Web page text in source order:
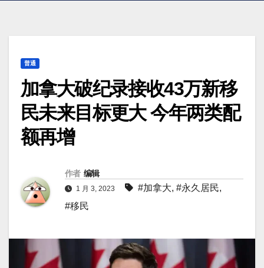
普通
加拿大破纪录接收43万新移
民未来目标更大 今年两类配
额再增
作者 编辑
1 月 3, 2023 #加拿大, #永久居民,
#移民